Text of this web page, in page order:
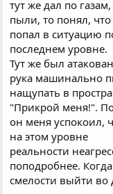
тут же дал по
пыли, то понял, что
попал в ситуацию
последнем уровне.
Тут же был
рука машинально
нащупать в
"Прикрой меня!".
он меня успокоил,
на этом уровне
реальности
поподробнее.
смелости выйти во